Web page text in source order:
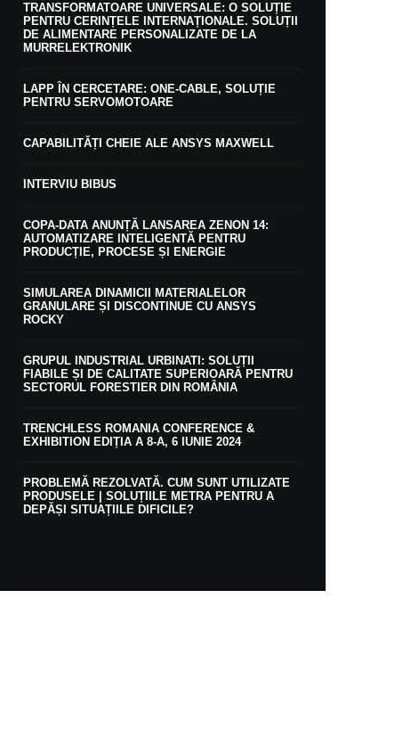
TRANSFORMATOARE UNIVERSALE: O SOLUȚIE
PENTRU CERINȚELE INTERNAȚIONALE. SOLUȚII
DE ALIMENTARE PERSONALIZATE DE LA
MURRELEKTRONIK
LAPP ÎN CERCETARE: ONE-CABLE, SOLUȚIE
PENTRU SERVOMOTOARE
CAPABILITĂȚI CHEIE ALE ANSYS MAXWELL
INTERVIU BIBUS
COPA-DATA ANUNȚĂ LANSAREA ZENON 14:
AUTOMATIZARE INTELIGENTĂ PENTRU
PRODUCȚIE, PROCESE ȘI ENERGIE
SIMULAREA DINAMICII MATERIALELOR
GRANULARE ȘI DISCONTINUE CU ANSYS
ROCKY
GRUPUL INDUSTRIAL URBINATI: SOLUȚII
FIABILE ȘI DE CALITATE SUPERIOARĂ PENTRU
SECTORUL FORESTIER DIN ROMÂNIA
TRENCHLESS ROMANIA CONFERENCE &
EXHIBITION EDIȚIA A 8-A, 6 IUNIE 2024
PROBLEMĂ REZOLVATĂ. CUM SUNT UTILIZATE
PRODUSELE | SOLUȚIILE METRA PENTRU A
DEPĂȘI SITUAȚIILE DIFICILE?